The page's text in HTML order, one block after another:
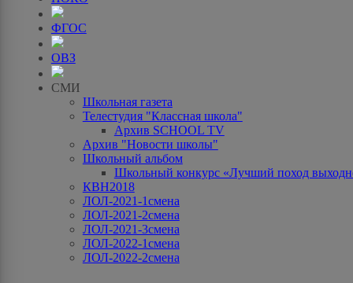
ФГОС
ОВЗ
СМИ
Школьная газета
Телестудия "Классная школа"
Архив SCHOOL TV
Архив "Новости школы"
Школьный альбом
Школьный конкурс «Лучший поход
КВН2018
ЛОЛ-2021-1смена
ЛОЛ-2021-2смена
ЛОЛ-2021-3смена
ЛОЛ-2022-1смена
ЛОЛ-2022-2смена